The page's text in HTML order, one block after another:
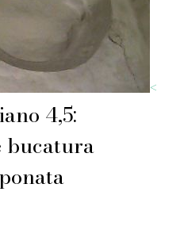
<
4,5: